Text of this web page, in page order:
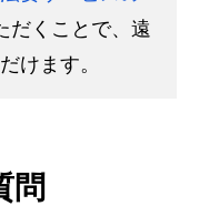
だくことで、遠
けます。
問